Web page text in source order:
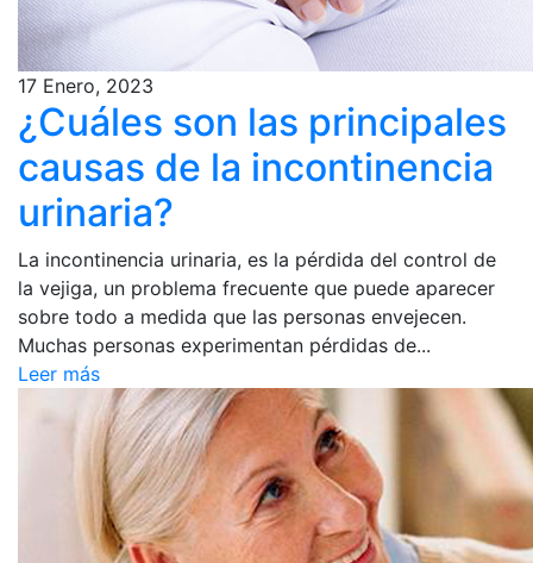
17 Enero, 2023
¿Cuáles son las principales
causas de la incontinencia
urinaria?
La incontinencia urinaria, es la pérdida del control de
la vejiga, un problema frecuente que puede aparecer
sobre todo a medida que las personas envejecen.
Muchas personas experimentan pérdidas de...
Leer más